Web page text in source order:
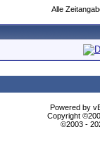
Alle
Powered by
Copyright
©2003 -